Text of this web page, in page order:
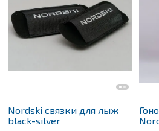
Nordski связки для лыж
black-silver